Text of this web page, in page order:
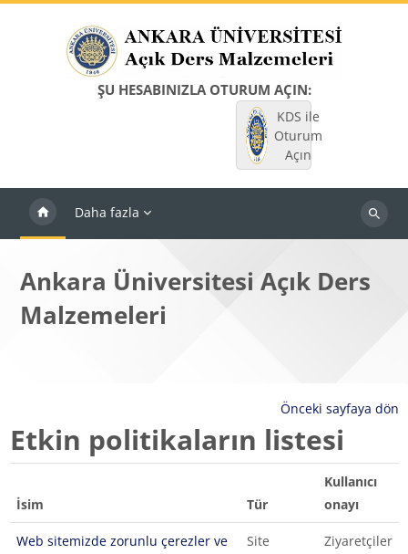
ŞU HESABINIZLA OTURUM AÇIN:
KDS ile
Oturum
Açın
Daha fazla
Dersleri
Ankara Üniversitesi Açık Ders
Malzemeleri
Önceki sayfaya dön
Etkin politikaların listesi
İsim Tür
Kullanıcı
onayı
Web sitemizde zorunlu çerezler ve
Site
Ziyaretçiler